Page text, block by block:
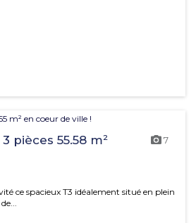
pièces 55.58 m² 7
ce spacieux T3 idéalement situé en plein